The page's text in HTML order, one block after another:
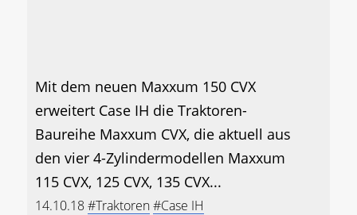
Mit dem neuen Maxxum 150 CVX
erweitert Case IH die Traktoren-
Baureihe Maxxum CVX, die aktuell aus
den vier 4-Zylindermodellen Maxxum
115 CVX, 125 CVX, 135 CVX...
14.10.18#Traktoren#Case IH